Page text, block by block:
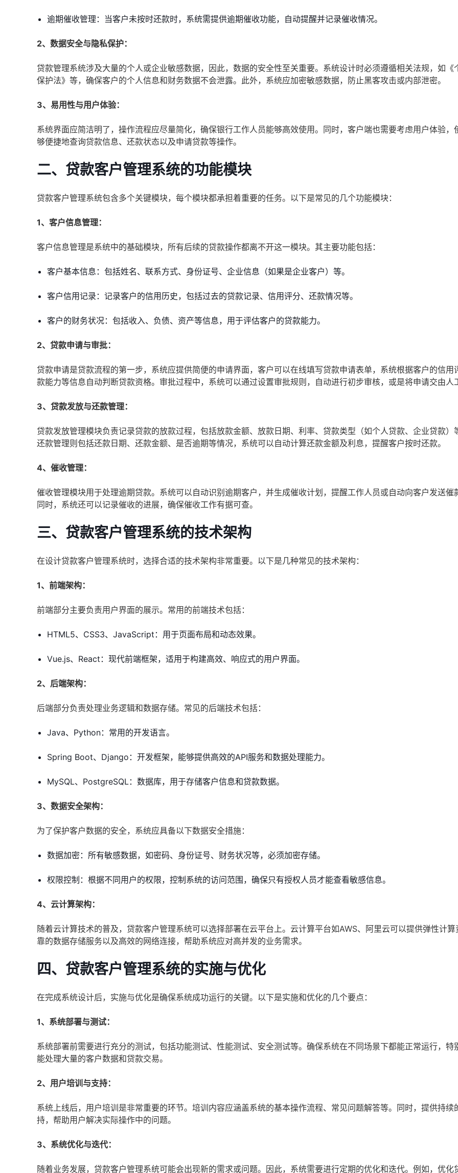
逾期催收管理：当客户未按时还款时，系统需提供逾期催收功能，自动提醒并记录催收情况。
2、数据安全与隐私保护：
贷款管理系统涉及大量的个人或企业敏感数据，因此，数据的安全性至关重要。系统设计时必须遵循相关法规，如《
保护法》等，确保客户的个人信息和财务数据不会泄露。此外，系统应加密敏感数据，防止黑客攻击或内部泄密。
3、易用性与用户体验：
系统界面应简洁明了，操作流程应尽量简化，确保银行工作人员能够高效使用。同时，客户端也需要考虑用户体验，
够便捷地查询贷款信息、还款状态以及申请贷款等操作。
二、贷款客户管理系统的功能模块
贷款客户管理系统包含多个关键模块，每个模块都承担着重要的任务。以下是常见的几个功能模块：
1、客户信息管理：
客户信息管理是系统中的基础模块，所有后续的贷款操作都离不开这一模块。其主要功能包括：
客户基本信息：包括姓名、联系方式、身份证号、企业信息（如果是企业客户）等。
客户信用记录：记录客户的信用历史，包括过去的贷款记录、信用评分、还款情况等。
客户的财务状况：包括收入、负债、资产等信息，用于评估客户的贷款能力。
2、贷款申请与审批：
贷款申请是贷款流程的第一步，系统应提供简便的申请界面，客户可以在线填写贷款申请表单，系统根据客户的信用
款能力等信息自动判断贷款资格。审批过程中，系统可以通过设置审批规则，自动进行初步审核，或是将申请交由人
3、贷款发放与还款管理：
贷款发放管理模块负责记录贷款的放款过程，包括放款金额、放款日期、利率、贷款类型（如个人贷款、企业贷款）
还款管理则包括还款日期、还款金额、是否逾期等情况，系统可以自动计算还款金额及利息，提醒客户按时还款。
4、催收管理：
催收管理模块用于处理逾期贷款。系统可以自动识别逾期客户，并生成催收计划，提醒工作人员或自动向客户发送催
同时，系统还可以记录催收的进展，确保催收工作有据可查。
三、贷款客户管理系统的技术架构
在设计贷款客户管理系统时，选择合适的技术架构非常重要。以下是几种常见的技术架构：
1、前端架构：
前端部分主要负责用户界面的展示。常用的前端技术包括：
HTML5、CSS3、JavaScript：用于页面布局和动态效果。
Vue.js、React：现代前端框架，适用于构建高效、响应式的用户界面。
2、后端架构：
后端部分负责处理业务逻辑和数据存储。常见的后端技术包括：
Java、Python：常用的开发语言。
Spring Boot、Django：开发框架，能够提供高效的API服务和数据处理能力。
MySQL、PostgreSQL：数据库，用于存储客户信息和贷款数据。
3、数据安全架构：
为了保护客户数据的安全，系统应具备以下数据安全措施：
数据加密：所有敏感数据，如密码、身份证号、财务状况等，必须加密存储。
权限控制：根据不同用户的权限，控制系统的访问范围，确保只有授权人员才能查看敏感信息。
4、云计算架构：
随着云计算技术的普及，贷款客户管理系统可以选择部署在云平台上。云计算平台如AWS、阿里云可以提供弹性计算
靠的数据存储服务以及高效的网络连接，帮助系统应对高并发的业务需求。
四、贷款客户管理系统的实施与优化
在完成系统设计后，实施与优化是确保系统成功运行的关键。以下是实施和优化的几个要点：
1、系统部署与测试：
系统部署前需要进行充分的测试，包括功能测试、性能测试、安全测试等。确保系统在不同场景下都能正常运行，特
能处理大量的客户数据和贷款交易。
2、用户培训与支持：
系统上线后，用户培训是非常重要的环节。培训内容应涵盖系统的基本操作流程、常见问题解答等。同时，提供持续
持，帮助用户解决实际操作中的问题。
3、系统优化与迭代：
随着业务发展，贷款客户管理系统可能会出现新的需求或问题。因此，系统需要进行定期的优化和迭代。例如，优化